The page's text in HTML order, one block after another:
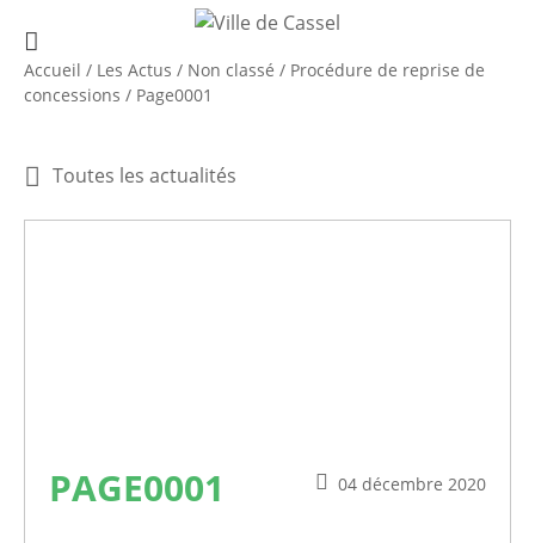
Accueil / Les Actus / Non classé / Procédure de reprise de
concessions / Page0001
Toutes les actualités
04 décembre 2020
PAGE0001